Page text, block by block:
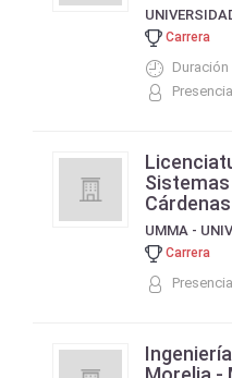
Carrera
Duración
Presencial
Carrera
Presencial